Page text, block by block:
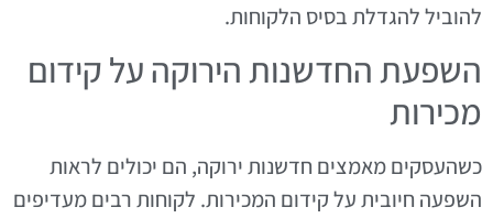
להוביל להגדלת בסיס הלקוחות.
השפעת החדשנות הירוקה על קידום
מכירות
כשהעסקים מאמצים חדשנות ירוקה, הם יכולים לראות
השפעה חיובית על קידום המכירות. לקוחות רבים מעדיפים